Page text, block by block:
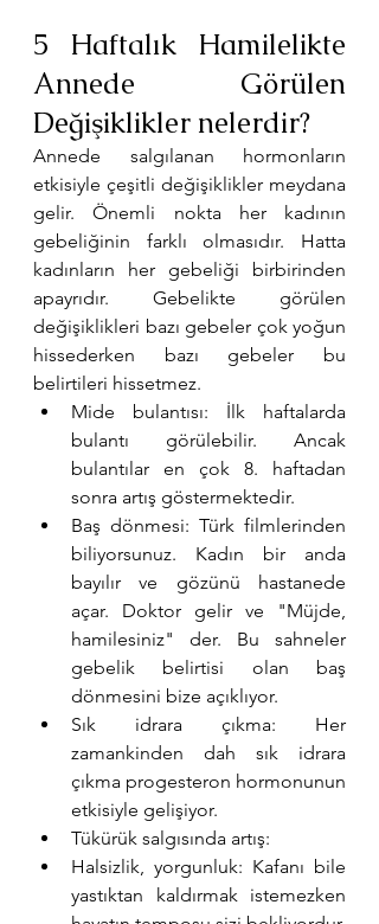
5 Haftalık Hamilelikte
Annede Görülen
Değişiklikler nelerdir?
Annede salgılanan hormonların
etkisiyle çeşitli değişiklikler meydana
gelir. Önemli nokta her kadının
gebeliğinin farklı olmasıdır. Hatta
kadınların her gebeliği birbirinden
apayrıdır. Gebelikte görülen
değişiklikleri bazı gebeler çok yoğun
hissederken bazı gebeler bu
belirtileri hissetmez.
Mide bulantısı: İlk haftalarda
bulantı görülebilir. Ancak
bulantılar en çok 8. haftadan
sonra artış göstermektedir.
Baş dönmesi: Türk filmlerinden
biliyorsunuz. Kadın bir anda
bayılır ve gözünü hastanede
açar. Doktor gelir ve "Müjde,
hamilesiniz" der. Bu sahneler
gebelik belirtisi olan baş
dönmesini bize açıklıyor.
Sık idrara çıkma: Her
zamankinden dah sık idrara
çıkma progesteron hormonunun
etkisiyle gelişiyor.
Tükürük salgısında artış:
Halsizlik, yorgunluk: Kafanı bile
yastıktan kaldırmak istemezken